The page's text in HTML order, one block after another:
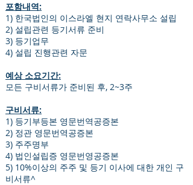
포함내역:
1) 한국법인의 이스라엘 현지 연락사무소 설립
2) 설립관련 등기서류 준비
3) 등기업무
4) 설립 진행관련 자문
예상 소요기간:
모든 구비서류가 준비된 후, 2~3주
구비서류:
1) 등기부등본 영문번역공증본
2) 정관 영문번역공증본
3) 주주명부
4) 법인설립증 영문번영공증본
5) 10%이상의 주주 및 등기 이사에 대한 개인 구
비서류^